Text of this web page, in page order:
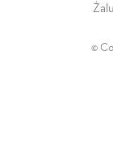
©